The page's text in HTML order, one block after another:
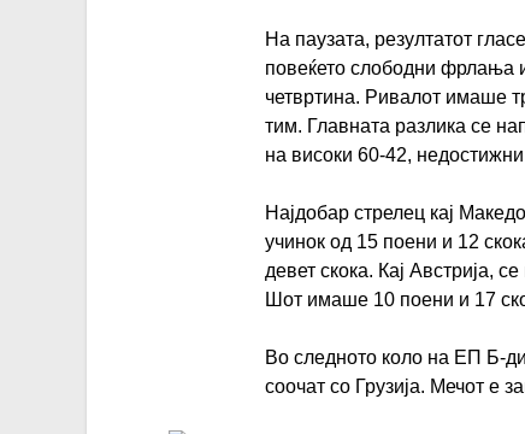
На паузата, резултатот
повеќето слободни фрлања
четвртина. Ривалот имаше
тим. Главната разлика се
на високи 60-42,
Најдобар стрелец кај
учинок од 15 поени и 12
девет скока. Кај Австрија,
Шот имаше 10 поени и 17
Во следното коло на ЕП Б-
соочат со Грузија. Мечот е